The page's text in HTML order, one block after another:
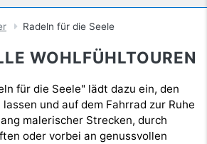
Radeln für die Seele
WOHLFÜHLTOUREN
für die Seele" lädt dazu ein, den
und auf dem Fahrrad zur Ruhe
malerischer Strecken, durch
oder vorbei an genussvollen